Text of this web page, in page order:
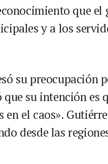
que el
y a los
su preocupación
su intención es
el caos».
desde las